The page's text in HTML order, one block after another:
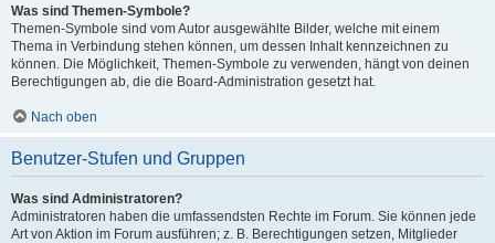
Was sind Themen-Symbole?
Themen-Symbole sind vom Autor ausgewählte Bilder, welche mit einem
Thema in Verbindung stehen können, um dessen Inhalt kennzeichnen zu
können. Die Möglichkeit, Themen-Symbole zu verwenden, hängt von deinen
Berechtigungen ab, die die Board-Administration gesetzt hat.
Nach oben
Benutzer-Stufen und Gruppen
Was sind Administratoren?
Administratoren haben die umfassendsten Rechte im Forum. Sie können jede
Art von Aktion im Forum ausführen; z. B. Berechtigungen setzen, Mitglieder